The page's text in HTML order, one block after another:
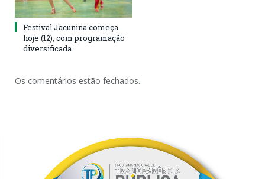
Festival Jacunina começa
hoje (12), com programação
diversificada
Os comentários estão fechados.